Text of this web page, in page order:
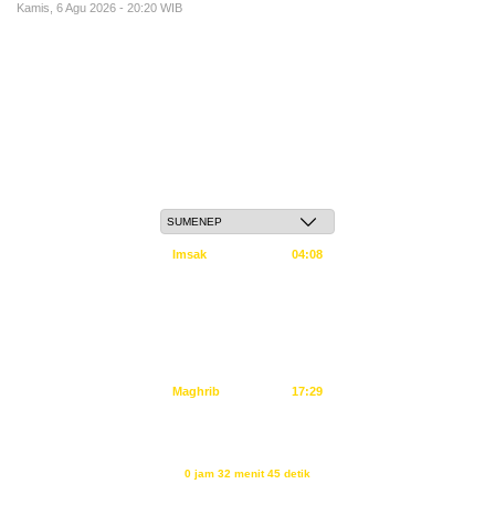
Kamis, 6 Agu 2026 - 20:20 WIB
Imsak 04:08
Maghrib 17:29
0 jam 32 menit 45 detik